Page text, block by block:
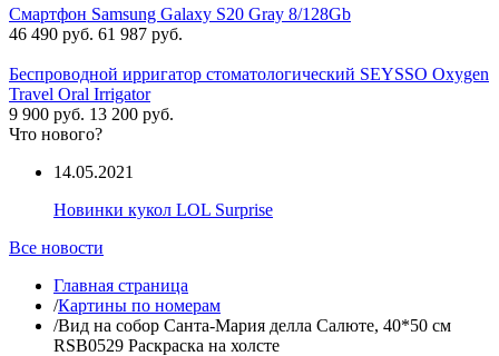
Смартфон Samsung Galaxy S20 Gray 8/128Gb
46 490 руб. 61 987 руб.
Беспроводной ирригатор стоматологический SEYSSO Oxygen
Travel Oral Irrigator
9 900 руб. 13 200 руб.
Что нового?
14.05.2021
Новинки кукол LOL Surprise
Все новости
Главная страница
/Картины по номерам
/Вид на собор Санта-Мария делла Салюте, 40*50 см
RSB0529 Раскраска на холсте